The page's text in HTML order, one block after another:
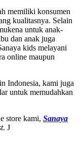
memiliki konsumen
kualitasnya. Selain
untuk anak-
dan anak juga
kids melayani
online maupun
Indonesia, kami juga
untuk memudahkan
store kami, Sanaya
. J